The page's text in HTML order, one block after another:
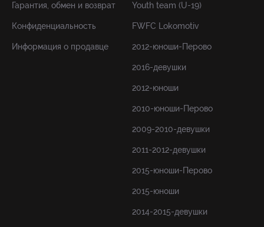
Гарантия, обмен и возврат
Конфиденциальность
Информация о продавце
Youth team (U-19)
FWFC Lokomotiv
2012-юноши-Перово
2016-девушки
2012-юноши
2010-юноши-Перово
2009-2010-девушки
2011-2012-девушки
2015-юноши-Перово
2015-юноши
2014-2015-девушки